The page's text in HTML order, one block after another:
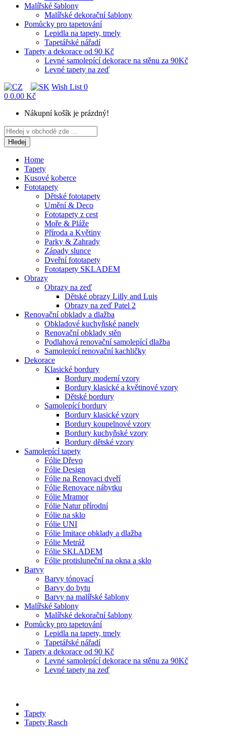
Malířské šablony
Malířské dekorační šablony
Pomůcky pro tapetování
Lepidla na tapety, tmely
Tapetářské nářadí
Tapety a dekorace od 90 Kč
Levné samolepící dekorace na stěnu za 90Kč
Levné tapety na zeď
Wish List 0
0 0.00 Kč
Nákupní košík je prázdný!
Hledej
Home
Tapety
Kusové koberce
Fototapety
Dětské fototapety
Umění & Deco
Fototapety z cest
Moře & Pláže
Příroda a Květiny
Parky & Zahrady
Západy slunce
Dveřní fototapety
Fototapety SKLADEM
Obrazy
Obrazy na zeď
Dětské obrazy Lilly and Luis
Obrazy na zeď Patel 2
Renovační obklady a dlažba
Obkladové kuchyňské panely
Renovační obklady stěn
Podlahová renovační samolepící dlažba
Samolepící renovační kachličky
Dekorace
Klasické bordury
Bordury moderní vzory
Bordury klasické a květinové vzory
Dětské bordury
Samolepící bordury
Bordury klasické vzory
Bordury koupelnové vzory
Bordury kuchyňské vzory
Bordury dětské vzory
Samolepící tapety
Fólie Dřevo
Fólie Design
Fólie na Renovaci dveří
Fólie Renovace nábytku
Fólie Mramor
Fólie Natur přírodní
Fólie na sklo
Fólie UNI
Fólie Imitace obklady a dlažba
Fólie Metráž
Fólie SKLADEM
Fólie protisluneční na okna a sklo
Barvy
Barvy tónovací
Barvy do bytu
Barvy na malířské šablony
Malířské šablony
Malířské dekorační šablony
Pomůcky pro tapetování
Lepidla na tapety, tmely
Tapetářské nářadí
Tapety a dekorace od 90 Kč
Levné samolepící dekorace na stěnu za 90Kč
Levné tapety na zeď
Tapety
Tapety Rasch